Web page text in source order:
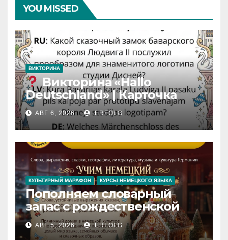
YOU MISSED
ВИКТОРИНА
Викторина «Hallo
Deutschland» | Карточка
№46
Замок вдохновения
Iedvesmas pils / Schloss der
Inspiration
АВГ 6, 2026 ERFOLG
КУЛЬТУРНЫЙ МАРАФОН КУРСЫ НЕМЕЦКОГО ЯЗЫКА
Пополняем словарный
запас с рождественской
сказкой! Учим немецкий
вместе с Lebkuchenhaus
АВГ 5, 2026 ERFOLG